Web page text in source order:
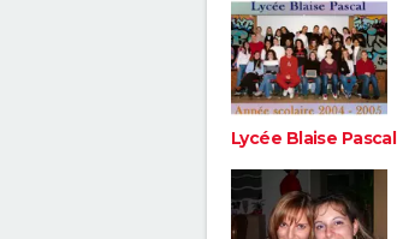
Lycée Blaise Pascal